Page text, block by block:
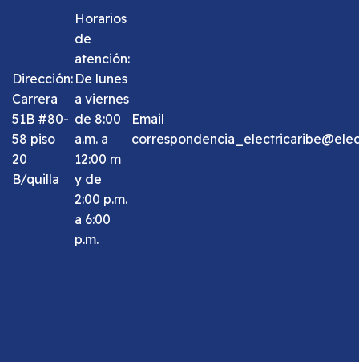
Dirección:
Carrera
51B #80-
58 piso
20
B/quilla
Horarios
de
atención:
De lunes
a viernes
de 8:00
a.m. a
12:00 m
y de
2:00 p.m.
a 6:00
p.m.
Email